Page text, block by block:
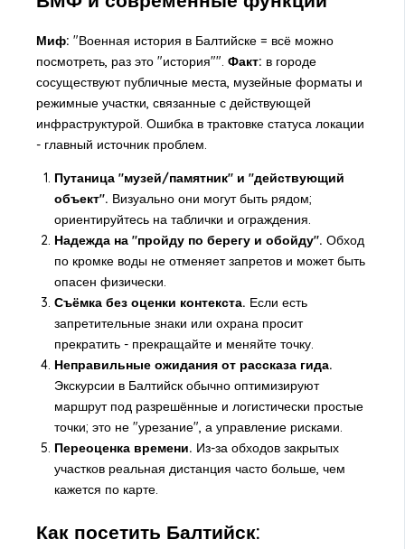
Миф: "Военная история в Балтийске = всё можно
посмотреть, раз это "история"". Факт: в городе
сосуществуют публичные места, музейные форматы и
режимные участки, связанные с действующей
инфраструктурой. Ошибка в трактовке статуса локации
- главный источник проблем.
Путаница "музей/памятник" и "действующий
объект". Визуально они могут быть рядом;
ориентируйтесь на таблички и ограждения.
Надежда на "пройду по берегу и обойду". Обход
по кромке воды не отменяет запретов и может быть
опасен физически.
Съёмка без оценки контекста. Если есть
запретительные знаки или охрана просит
прекратить - прекращайте и меняйте точку.
Неправильные ожидания от рассказа гида.
Экскурсии в Балтийск обычно оптимизируют
маршрут под разрешённые и логистически простые
точки; это не "урезание", а управление рисками.
Переоценка времени. Из-за обходов закрытых
участков реальная дистанция часто больше, чем
кажется по карте.
Как посетить Балтийск: